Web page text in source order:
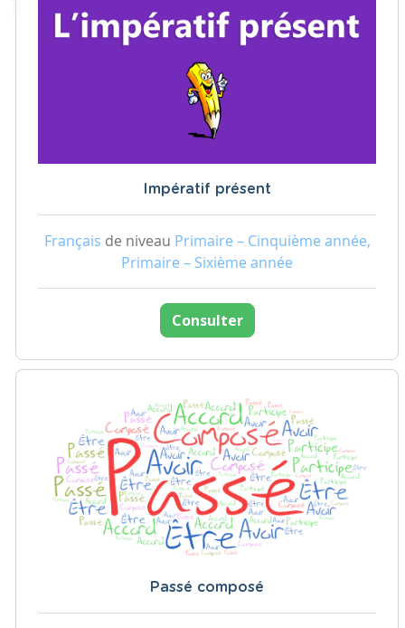
Impératif présent
Français de niveau Primaire – Cinquième année,
Primaire – Sixième année
Consulter
Passé composé